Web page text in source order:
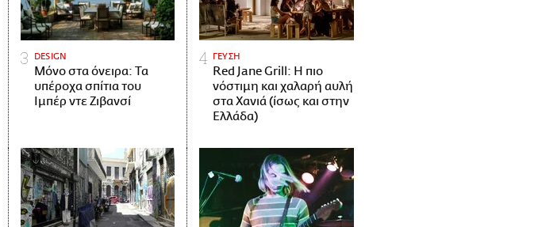
DESIGN
Μόνο στα όνειρα: Τα
υπέροχα σπίτια του
Ιμπέρ ντε Ζιβανσί
ΓΕΥΣΗ
Red Jane Grill: Η πιο
νόστιμη και χαλαρή αυλή
στα Χανιά (ίσως και στην
Ελλάδα)